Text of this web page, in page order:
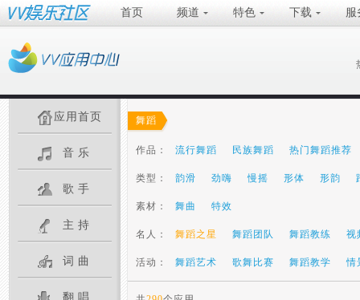
首页 频道 特色 下载 服
应用首页
音乐
歌手
主持
词曲
翻唱
舞蹈
作品： 流行舞蹈 民族舞蹈 热门舞蹈推荐
类型： 韵滑 劲嗨 慢摇 形体 形韵
素材： 舞曲 特效
名人： 舞蹈之星 舞蹈团队 舞蹈教练 视
活动： 舞蹈艺术 歌舞比赛 舞蹈教学 情